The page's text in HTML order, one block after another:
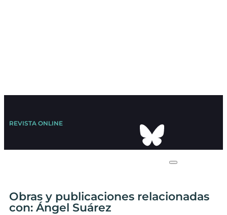
REVISTA ONLINE
Obras y publicaciones relacionadas
con: Ángel Suárez